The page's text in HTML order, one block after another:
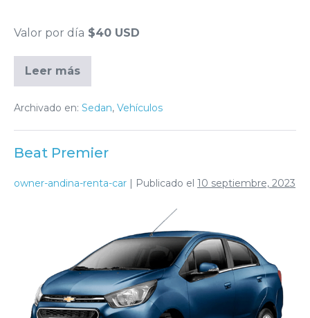
Valor por día $40 USD
Leer más
Archivado en: Sedan, Vehículos
Beat Premier
owner-andina-renta-car | Publicado el 10 septiembre, 2023